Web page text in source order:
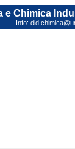
e Chimica
Info: